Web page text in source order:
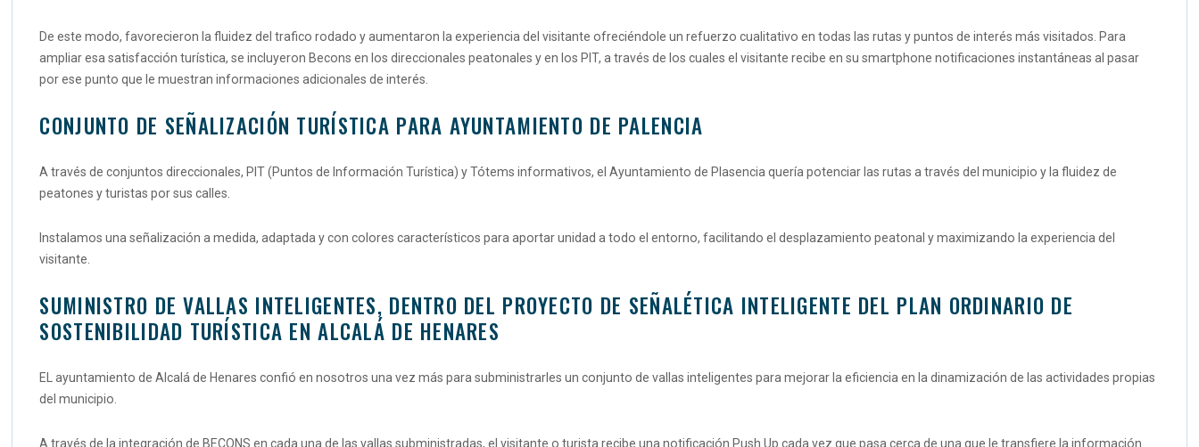
De este modo, favorecieron la fluidez del trafico rodado y aumentaron la experiencia del visitante ofreciéndole un refuerzo cualitativo en todas las rutas y puntos de interés más visitados. Para
ampliar esa satisfacción turística, se incluyeron Becons en los direccionales peatonales y en los PIT, a través de los cuales el visitante recibe en su smartphone notificaciones instantáneas al pasar
por ese punto que le muestran informaciones adicionales de interés.
CONJUNTO DE SEÑALIZACIÓN TURÍSTICA PARA AYUNTAMIENTO DE PALENCIA
A través de conjuntos direccionales, PIT (Puntos de Información Turística) y Tótems informativos, el Ayuntamiento de Plasencia quería potenciar las rutas a través del municipio y la fluidez de
peatones y turistas por sus calles.
Instalamos una señalización a medida, adaptada y con colores característicos para aportar unidad a todo el entorno, facilitando el desplazamiento peatonal y maximizando la experiencia del
visitante.
SUMINISTRO DE VALLAS INTELIGENTES, DENTRO DEL PROYECTO DE SEÑALÉTICA INTELIGENTE DEL PLAN ORDINARIO DE
SOSTENIBILIDAD TURÍSTICA EN ALCALÁ DE HENARES
EL ayuntamiento de Alcalá de Henares confió en nosotros una vez más para subministrarles un conjunto de vallas inteligentes para mejorar la eficiencia en la dinamización de las actividades propias
del municipio.
A través de la integración de BECONS en cada una de las vallas subministradas, el visitante o turista recibe una notificación Push Up cada vez que pasa cerca de una que le transfiere la información